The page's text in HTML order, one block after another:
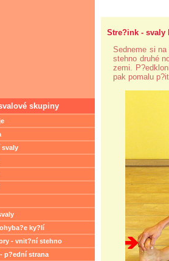
skupiny
svaly
ky?lí
- vnit?ní stehno
p?ední strana
Stre?ink - svaly
Sedneme si
stehno druhé
zemi.
pak pomalu